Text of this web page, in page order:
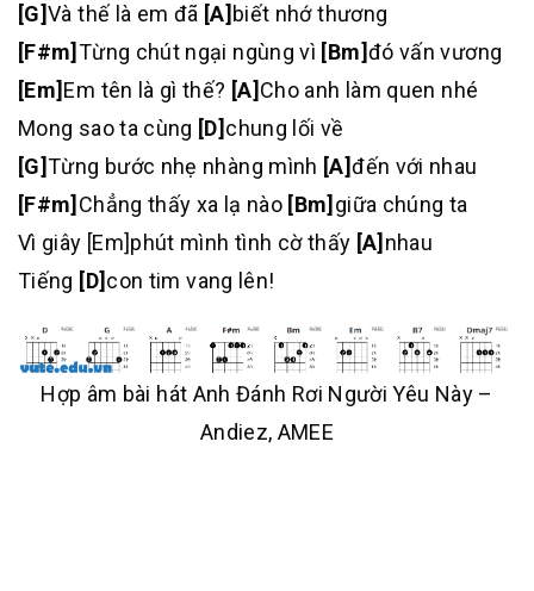
[G]Và thế là em đã [A] biết nhớ thương
[F#m] Từng chút ngại ngùng vì [Bm]đó vấn vương
[Em] Em tên là gì thế? [A] Cho anh làm quen nhé
Mong sao ta cùng [D] chung lối về
[G]Từng bước nhẹ nhàng mình [A]đến với nhau
[F#m] Chẳng thấy xa lạ nào [Bm] giữa chúng ta
Vì giây [Em]phút mình tình cờ thấy [A] nhau
Tiếng [D] con tim vang lên!
Hợp âm bài hát Anh Đánh Rơi Người Yêu Này –
Andiez, AMEE